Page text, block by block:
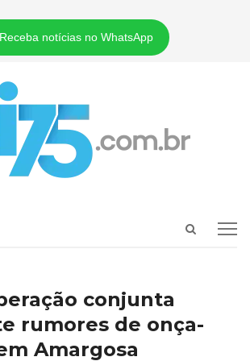
notícias no WhatsApp
Open
conjunta
rumores de onça-
Amargosa